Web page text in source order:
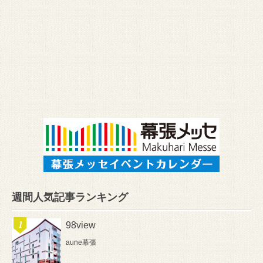
週間人気記事ランキング
98view
aune幕張